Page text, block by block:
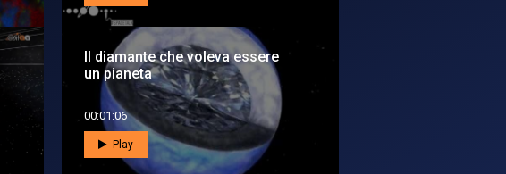
Il diamante che voleva essere
un pianeta
00:01:06
Play